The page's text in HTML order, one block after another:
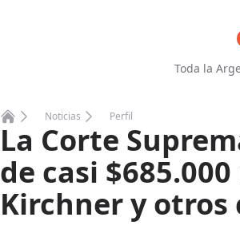
Toda la
Home
Noticias Perfil
La Corte
de casi
Kirchner y otros